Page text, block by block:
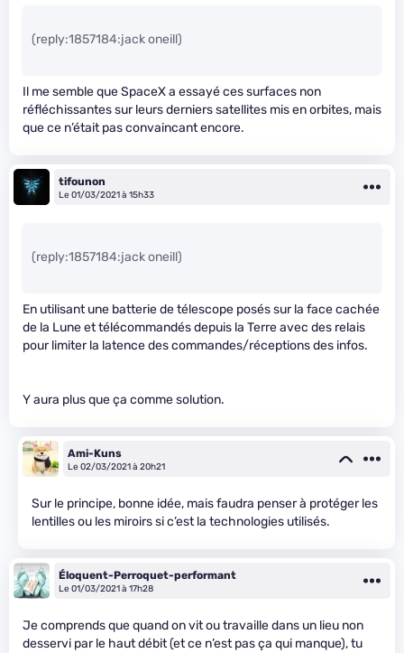
(reply:1857184:jack oneill)
Il me semble que SpaceX a essayé ces surfaces non
réfléchissantes sur leurs derniers satellites mis en orbites, mais
que ce n’était pas convaincant encore.
tifounon
Le 01/03/2021 à 15h33
(reply:1857184:jack oneill)
En utilisant une batterie de télescope posés sur la face cachée
de la Lune et télécommandés depuis la Terre avec des relais
pour limiter la latence des commandes/réceptions des infos.
Y aura plus que ça comme solution.
Ami-Kuns
Le 02/03/2021 à 20h21
Sur le principe, bonne idée, mais faudra penser à protéger les
lentilles ou les miroirs si c’est la technologies utilisés.
Éloquent-Perroquet-performant
Le 01/03/2021 à 17h28
Je comprends que quand on vit ou travaille dans un lieu non
desservi par le haut débit (et ce n’est pas ça qui manque), tu